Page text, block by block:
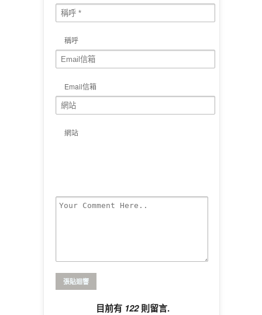
稱呼
Email信箱
網站
目前有 122則留言.